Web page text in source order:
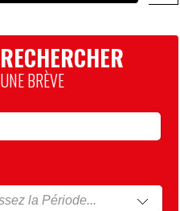
RECHERCHER
UNE BRÈVE